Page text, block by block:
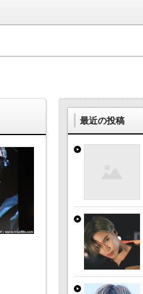
最近の投稿